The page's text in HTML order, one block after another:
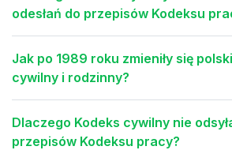
odesłań do przepisów Kodeksu
Jak po 1989 roku zmieniły się
cywilny i rodzinny?
Dlaczego Kodeks cywilny nie
przepisów Kodeksu pracy?